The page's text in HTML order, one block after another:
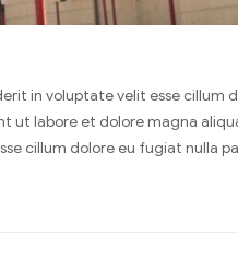
in voluptate velit esse
ut labore et dolore magna
cillum dolore eu fugiat nulla